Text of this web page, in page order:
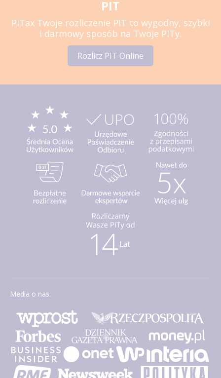
PIT
PITax Twoje rozliczenie PIT to wygodny, szybki
i darmowy sposób na Twoje PITy.
Rozlicz PIT Online
Media o nas: